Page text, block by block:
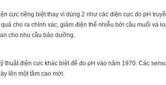
cực riêng biệt thay vì dùng 2 như các điện cực đo pH
cho ra chính xác, giảm điện thế nhiễu bởi cầu muối và
cho nhu cầu bảo dưỡng.
thuật điện cực khác biệt để đo pH vào năm 1970. Các
lên một tầm cao mới.